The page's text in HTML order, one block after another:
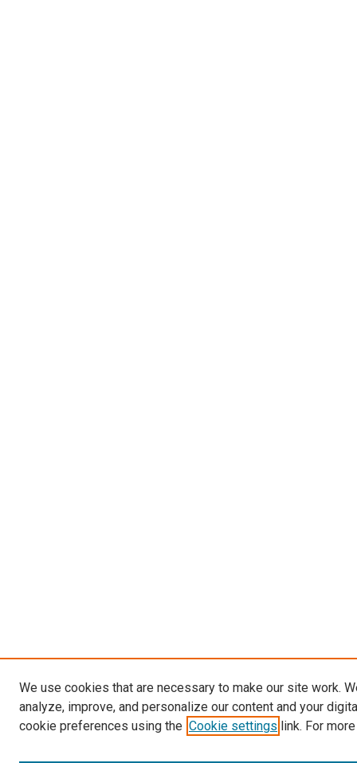
We use cookies that are necessary to make our site work.
analyze, improve, and personalize our content and your
cookie preferences using the Cookie settings link. For